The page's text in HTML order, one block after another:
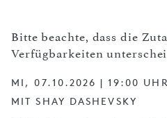
Bitte beachte, dass die
Verfügbarkeiten
MI, 07.10.2026 | 19:00
MIT SHAY DASHEVSKY